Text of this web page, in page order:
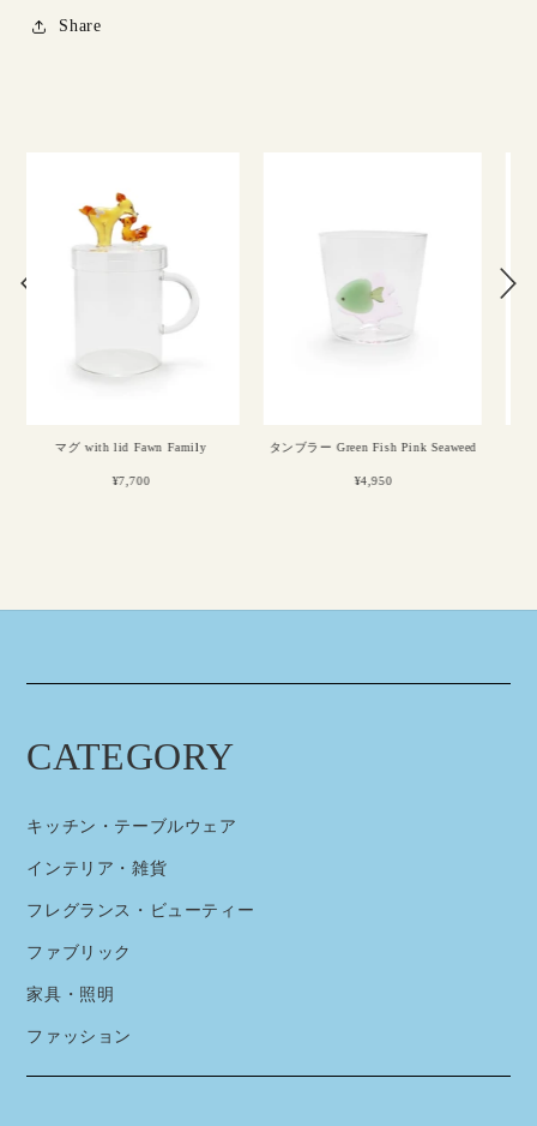
Share
タンブラー Green Fish Pink Seaweed タンブラー Crocodile
CATEGORY
キッチン・テーブルウェア
インテリア・雑貨
フレグランス・ビューティー
ファブリック
家具・照明
ファッション